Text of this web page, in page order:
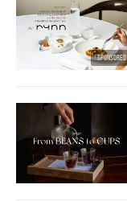
SPONSORED